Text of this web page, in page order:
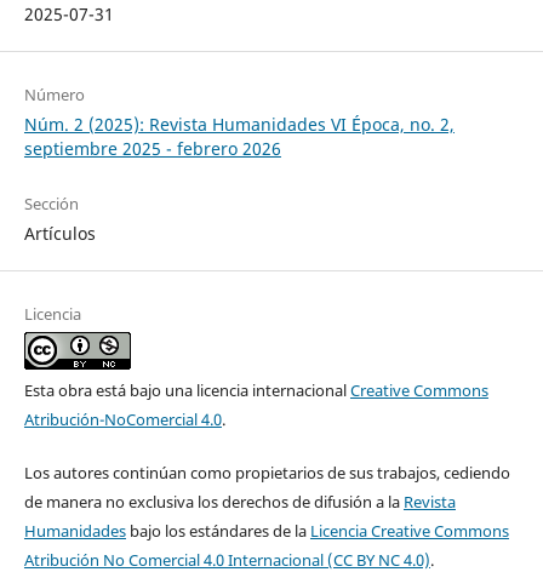
2025-07-31
Número
Núm. 2 (2025): Revista Humanidades VI Época, no. 2,
septiembre 2025 - febrero 2026
Sección
Artículos
Licencia
Esta obra está bajo una licencia internacionalCreative Commons
Atribución-NoComercial 4.0.
Los autores continúan como propietarios de sus trabajos, cediendo
de manera no exclusiva los derechos de difusión a la Revista
Humanidadesbajo los estándares de la Licencia Creative Commons
Atribución No Comercial 4.0 Internacional (CC BY NC 4.0).